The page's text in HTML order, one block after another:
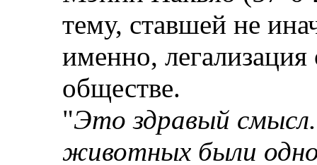
тему, ставшей не
именно,
обществе.
"Это здравый
животных были